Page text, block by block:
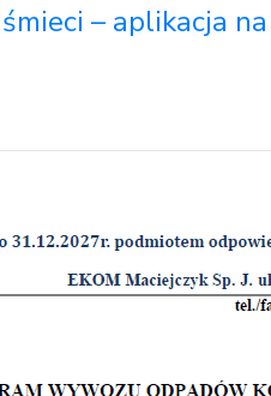
– aplikacja